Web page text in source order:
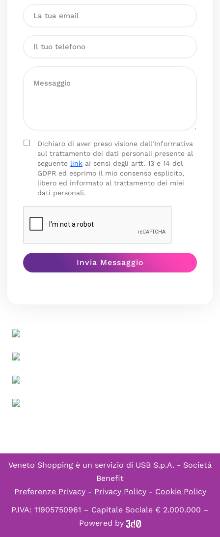
Dichiaro di aver preso visione dell’Informativa
sul trattamento dei dati personali presente al
seguente link ai sensi degli artt. 13 e 14 del
GDPR ed esprimo il mio consenso esplicito,
libero ed informato al trattamento dei miei
dati personali.
Veneto Shopping è un servizio di USB S.p.A. - Società
Benefit
Preferenze Privacy- Privacy Policy- Cookie Policy
P.IVA: 11905750961 – Capitale Sociale € 2.000.000 –
Powered by